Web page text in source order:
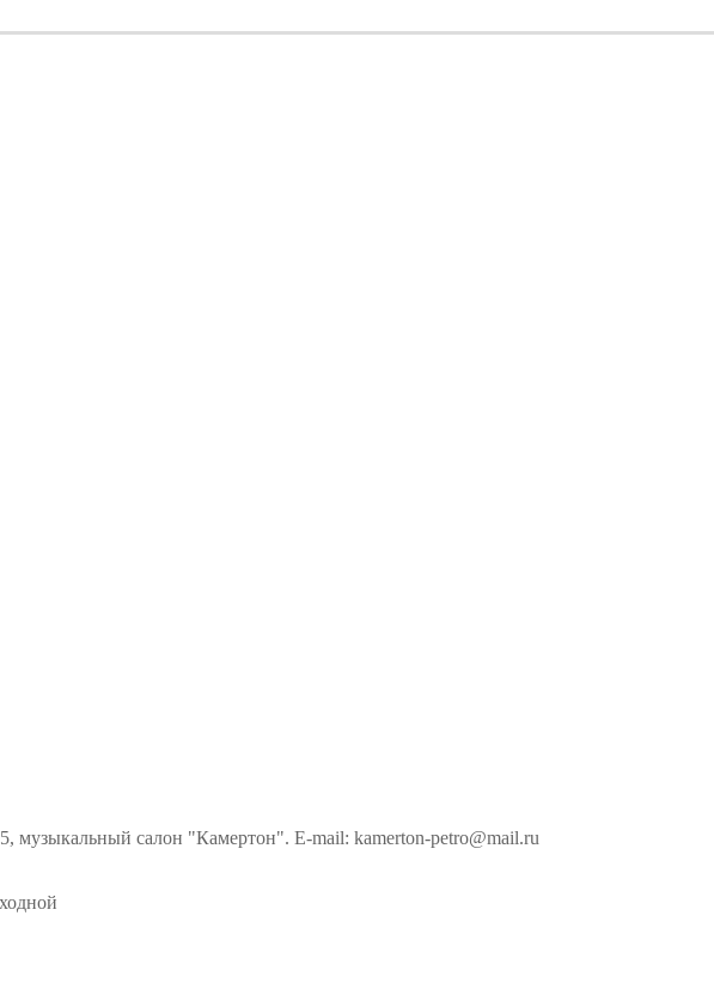
музыкальный салон "Камертон". E-mail: kamerton-petro@mail.ru